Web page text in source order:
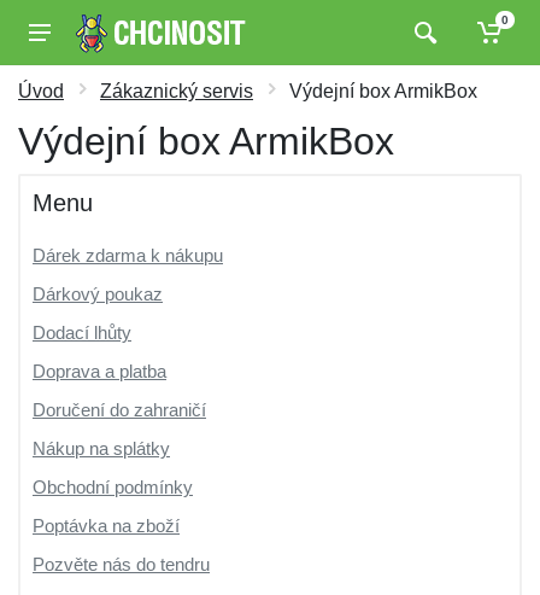
0
Úvod Zákaznický servis Výdejní box ArmikBox
Výdejní box ArmikBox
Menu
Dárek zdarma k nákupu
Dárkový poukaz
Dodací lhůty
Doprava a platba
Doručení do zahraničí
Nákup na splátky
Obchodní podmínky
Poptávka na zboží
Pozvěte nás do tendru